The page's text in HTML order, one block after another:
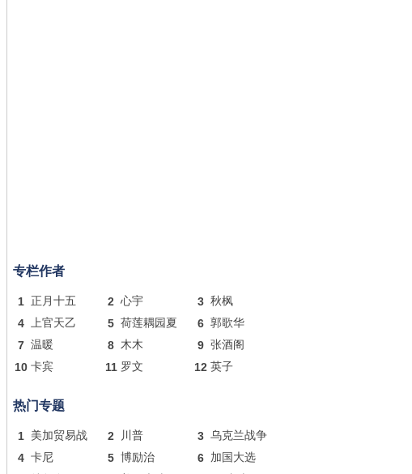
专栏作者
1 正月十五 2 心宇 3 秋枫
4 上官天乙 5 荷莲耦园夏 6 郭歌华
7 温暖 8 木木 9 张酒阁
10 卡宾 11 罗文 12 英子
热门专题
1 美加贸易战 2 川普 3 乌克兰战争
4 卡尼 5 博励治 6 加国大选